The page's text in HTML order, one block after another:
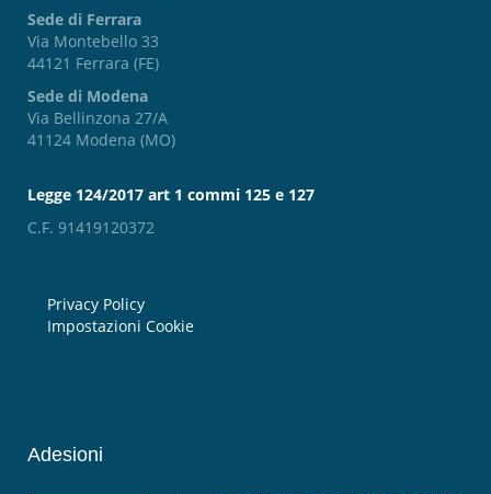
Sede di Ferrara
Via Montebello 33
44121 Ferrara (FE)
Sede di Modena
Via Bellinzona 27/A
41124 Modena (MO)
Legge 124/2017 art 1 commi 125 e 127
C.F. 91419120372
Privacy Policy
Impostazioni Cookie
Adesioni